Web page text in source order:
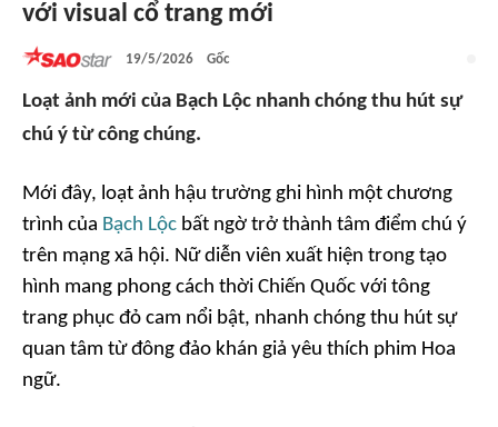
với visual cổ trang mới
19/5/2026 Gốc
Loạt ảnh mới của Bạch Lộc nhanh chóng thu hút sự
chú ý từ công chúng.
Mới đây, loạt ảnh hậu trường ghi hình một chương
trình của Bạch Lộc bất ngờ trở thành tâm điểm chú ý
trên mạng xã hội. Nữ diễn viên xuất hiện trong tạo
hình mang phong cách thời Chiến Quốc với tông
trang phục đỏ cam nổi bật, nhanh chóng thu hút sự
quan tâm từ đông đảo khán giả yêu thích phim Hoa
ngữ.